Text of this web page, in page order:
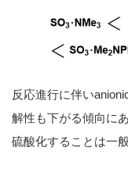
反応進行に伴い
解性も下がる傾向に
硫酸化することは一